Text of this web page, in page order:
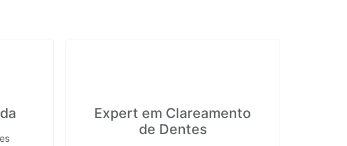
Expert em Clareamento
de Dentes